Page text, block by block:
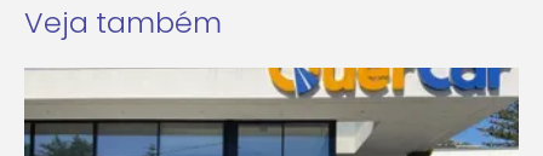
Veja também